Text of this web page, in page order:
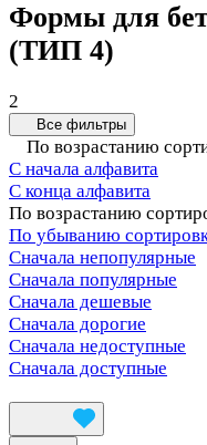
Формы для
(ТИП 4)
2
Все фильтры
По возрастанию
С начала алфавита
С конца алфавита
По возрастанию
По убыванию
Сначала непопулярные
Сначала популярные
Сначала дешевые
Сначала дорогие
Сначала недоступные
Сначала доступные